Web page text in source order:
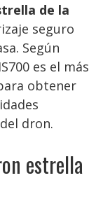
de la
seguro
Según
es el más
obtener
dron.
estrella